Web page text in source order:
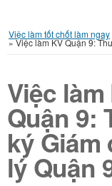
Việc làm tốt chốt làm ngay
»Việc làm KV Quận 9:
Việc làm
Quận 9:
ký Giám
lý Quận